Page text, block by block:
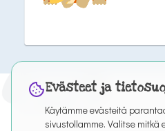
Evästeet ja
Käytämme evästeitä
sivustollamme. Valitse mitkä